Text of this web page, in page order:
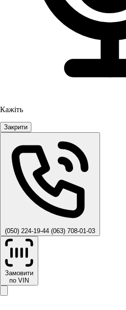
Кажіть
Закрити
(050) 224-19-44 (063) 708-01-03
Замовити
по VIN